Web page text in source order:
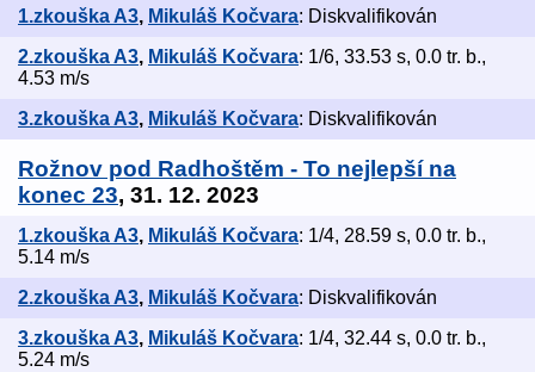
1.zkouška A3, Mikuláš Kočvara: Diskvalifikován
2.zkouška A3, Mikuláš Kočvara: 1/6, 33.53 s, 0.0 tr. b.,
4.53 m/s
3.zkouška A3, Mikuláš Kočvara: Diskvalifikován
Rožnov pod Radhoštěm - To nejlepší na
konec 23, 31. 12. 2023
1.zkouška A3, Mikuláš Kočvara: 1/4, 28.59 s, 0.0 tr. b.,
5.14 m/s
2.zkouška A3, Mikuláš Kočvara: Diskvalifikován
3.zkouška A3, Mikuláš Kočvara: 1/4, 32.44 s, 0.0 tr. b.,
5.24 m/s